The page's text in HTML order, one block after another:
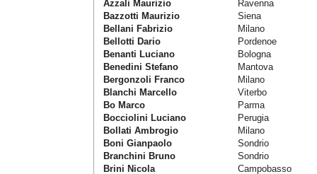
Azzali Maurizio
Ravenna
Bazzotti Maurizio
Siena
Bellani Fabrizio
Milano
Bellotti Dario
Pordenoe
Benanti Luciano
Bologna
Benedini Stefano
Mantova
Bergonzoli Franco
Milano
Blanchi Marcello
Viterbo
Bo Marco
Parma
Bocciolini Luciano
Perugia
Bollati Ambrogio
Milano
Boni Gianpaolo
Sondrio
Branchini Bruno
Sondrio
Brini Nicola
Campobasso